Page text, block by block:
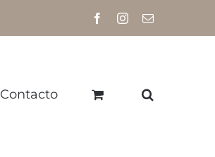
FacebookInstagramCorreo
Contacto